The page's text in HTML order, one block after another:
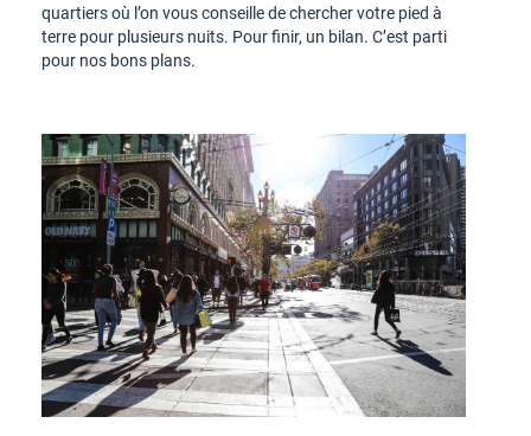
quartiers où l’on vous conseille de chercher votre pied à
terre pour plusieurs nuits. Pour finir, un bilan. C’est parti
pour nos bons plans.